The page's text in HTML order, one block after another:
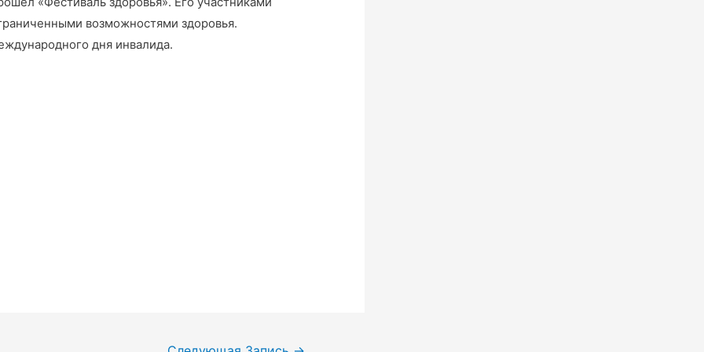
возможностями здоровья.
дня инвалида.